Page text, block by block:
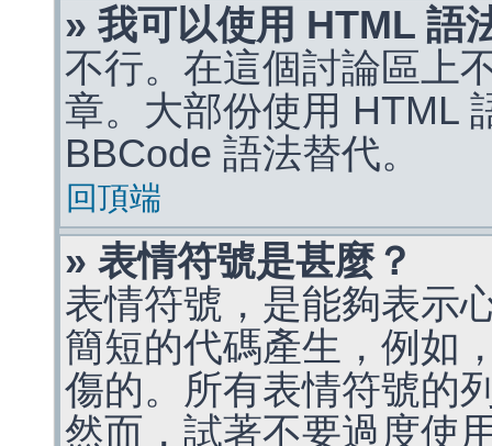
» 我可以使用 HTML 語
不行。在這個討論區上
章。大部份使用 HTML
BBCode 語法替代。
回頂端
» 表情符號是甚麼？
表情符號，是能夠表示
簡短的代碼產生，例如
傷的。所有表情符號的
然而，試著不要過度使